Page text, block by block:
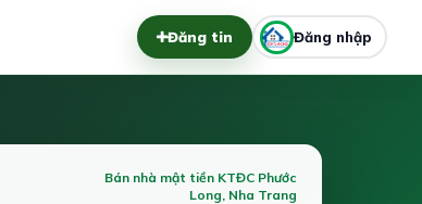
Đăng tin Đăng nhập
Bán nhà mật tiền KTĐC Phước
Long, Nha Trang